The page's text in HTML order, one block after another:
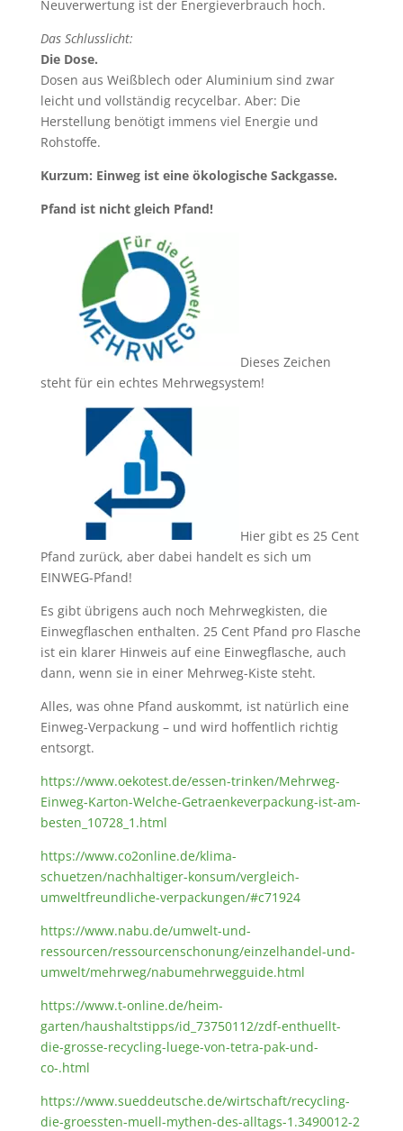
Neuverwertung ist der Energieverbrauch hoch.
Das Schlusslicht:
Die Dose.
Dosen aus Weißblech oder Aluminium sind zwar
leicht und vollständig recycelbar. Aber: Die
Herstellung benötigt immens viel Energie und
Rohstoffe.
Kurzum: Einweg ist eine ökologische Sackgasse.
Pfand ist nicht gleich Pfand!
Dieses Zeichen
steht für ein echtes Mehrwegsystem!
Hier gibt es 25 Cent
Pfand zurück, aber dabei handelt es sich um
EINWEG-Pfand!
Es gibt übrigens auch noch Mehrwegkisten, die
Einwegflaschen enthalten. 25 Cent Pfand pro Flasche
ist ein klarer Hinweis auf eine Einwegflasche, auch
dann, wenn sie in einer Mehrweg-Kiste steht.
Alles, was ohne Pfand auskommt, ist natürlich eine
Einweg-Verpackung – und wird hoffentlich richtig
entsorgt.
https://www.oekotest.de/essen-trinken/Mehrweg-
Einweg-Karton-Welche-Getraenkeverpackung-ist-am-
besten_10728_1.html
https://www.co2online.de/klima-
schuetzen/nachhaltiger-konsum/vergleich-
umweltfreundliche-verpackungen/#c71924
https://www.nabu.de/umwelt-und-
ressourcen/ressourcenschonung/einzelhandel-und-
umwelt/mehrweg/nabumehrwegguide.html
https://www.t-online.de/heim-
garten/haushaltstipps/id_73750112/zdf-enthuellt-
die-grosse-recycling-luege-von-tetra-pak-und-
co-.html
https://www.sueddeutsche.de/wirtschaft/recycling-
die-groessten-muell-mythen-des-alltags-1.3490012-2